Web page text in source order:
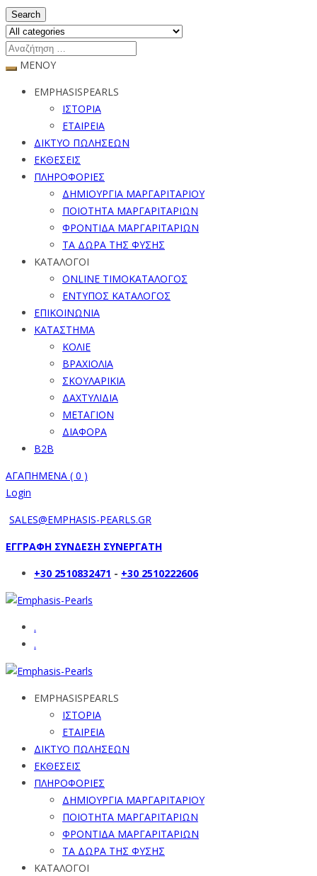
Search
ΜΕΝΟΥ
EMPHASISPEARLS
ΙΣΤΟΡΙΑ
ΕΤΑΙΡΕΙΑ
ΔΙΚΤΥΟ ΠΩΛΗΣΕΩΝ
ΕΚΘΕΣΕΙΣ
ΠΛΗΡΟΦΟΡΙΕΣ
ΔΗΜΙΟΥΡΓΙΑ ΜΑΡΓΑΡΙΤΑΡΙΟΥ
ΠΟΙΟΤΗΤΑ ΜΑΡΓΑΡΙΤΑΡΙΩΝ
ΦΡΟΝΤΙΔΑ ΜΑΡΓΑΡΙΤΑΡΙΩΝ
ΤΑ ΔΩΡΑ ΤΗΣ ΦΥΣΗΣ
ΚΑΤΑΛΟΓΟΙ
ONLINE ΤΙΜΟΚΑΤΑΛΟΓΟΣ
ΕΝΤΥΠΟΣ ΚΑΤΑΛΟΓΟΣ
ΕΠΙΚΟΙΝΩΝΙΑ
ΚΑΤΑΣΤΗΜΑ
ΚΟΛΙΕ
ΒΡΑΧΙΟΛΙΑ
ΣΚΟΥΛΑΡΙΚΙΑ
ΔΑΧΤΥΛΙΔΙΑ
ΜΕΤΑΓΙΟΝ
ΔΙΑΦΟΡΑ
B2B
ΑΓΑΠΗΜΕΝΑ ( 0 )
Login
SALES@EMPHASIS-PEARLS.GR
ΕΓΓΡΑΦΗ ΣΥΝΔΕΣΗ ΣΥΝΕΡΓΑΤΗ
+30 2510832471 - +30 2510222606
.
.
EMPHASISPEARLS
ΙΣΤΟΡΙΑ
ΕΤΑΙΡΕΙΑ
ΔΙΚΤΥΟ ΠΩΛΗΣΕΩΝ
ΕΚΘΕΣΕΙΣ
ΠΛΗΡΟΦΟΡΙΕΣ
ΔΗΜΙΟΥΡΓΙΑ ΜΑΡΓΑΡΙΤΑΡΙΟΥ
ΠΟΙΟΤΗΤΑ ΜΑΡΓΑΡΙΤΑΡΙΩΝ
ΦΡΟΝΤΙΔΑ ΜΑΡΓΑΡΙΤΑΡΙΩΝ
ΤΑ ΔΩΡΑ ΤΗΣ ΦΥΣΗΣ
ΚΑΤΑΛΟΓΟΙ